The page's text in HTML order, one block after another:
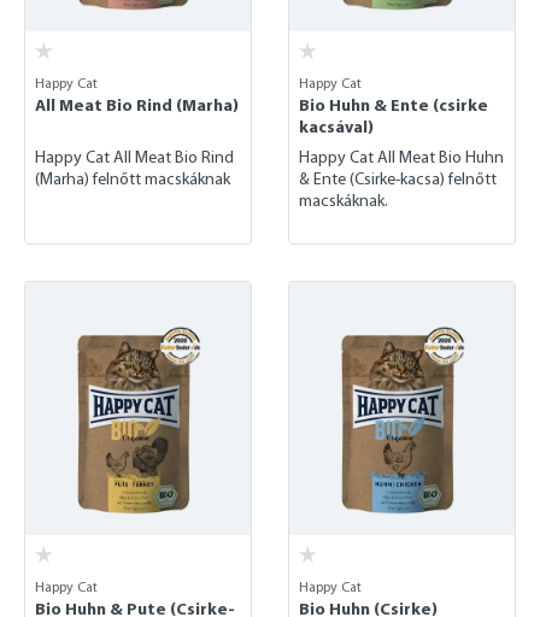
Happy Cat
All Meat Bio Rind (Marha)
Happy Cat All Meat Bio Rind
(Marha) felnőtt macskáknak
Happy Cat
Bio Huhn & Ente (csirke
kacsával)
Happy Cat All Meat Bio Huhn
& Ente (Csirke-kacsa) felnőtt
macskáknak.
Happy Cat
Bio Huhn & Pute (Csirke-
Happy Cat
Bio Huhn (Csirke)